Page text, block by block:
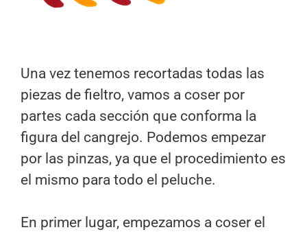
Una vez tenemos recortadas todas las
piezas de fieltro, vamos a coser por
partes cada sección que conforma la
figura del cangrejo. Podemos empezar
por las pinzas, ya que el procedimiento es
el mismo para todo el peluche.
En primer lugar, empezamos a coser el